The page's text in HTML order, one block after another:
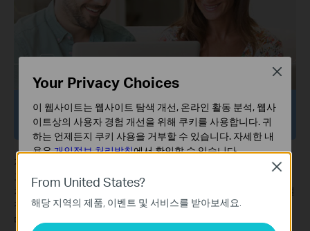
자녀보호 기능
자녀보호 기능은 자녀를 부적절한 온라인 콘텐츠 노출로부터 지키
고, 건강한 디지털 습관을 형성할 수 있도록 도와줍니다. 부모는 앱
차단, 웹 필터링, YouTube 제한, SafeSearch, 온라인 시간 제한을 설
정하여 아이들이 안전하게 온라인 활동을 즐길 수 있도록 지원합니
다.
From United States?
해당 지역의 제품, 이벤트 및 서비스를 받아보세요.
Close
Your Privacy Choices
이 웹사이트는 웹사이트 탐색 개선, 온라인 활동 분석, 웹사
이트상의 사용자 경험 개선을 위해 쿠키를 사용합니다. 귀
하는 언제든지 쿠키 사용을 거부할 수 있습니다. 자세한 내
용은개인정보 처리방침에서 확인할 수 있습니다.
이 쿠키는 웹사이트가 작동하는 데 필요하며 사용자의 시
스템에서 비활성화할 수 없습니다.
분석 및 마케팅 쿠키
Close